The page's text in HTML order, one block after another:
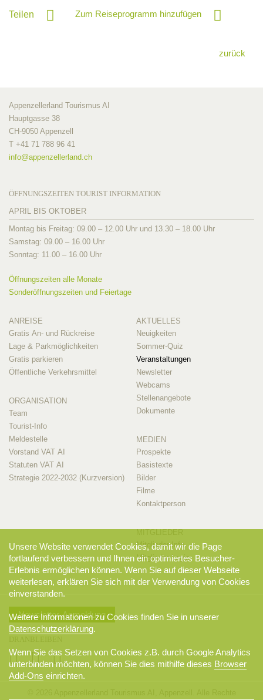
Teilen Zum Reiseprogramm hinzufügen
zurück
Appenzellerland Tourismus AI
Hauptgasse 38
CH-9050 Appenzell
T +41 71 788 96 41
info@appenzellerland.ch
ÖFFNUNGSZEITEN TOURIST INFORMATION
APRIL BIS OKTOBER
Montag bis Freitag: 09.00 – 12.00 Uhr und 13.30 – 18.00 Uhr
Samstag: 09.00 – 16.00 Uhr
Sonntag: 11.00 – 16.00 Uhr
Öffnungszeiten alle Monate
Sonderöffnungszeiten und Feiertage
ANREISE
Gratis An- und Rückreise
Lage & Parkmöglichkeiten
Gratis parkieren
Öffentliche Verkehrsmittel
ORGANISATION
Team
Tourist-Info
Meldestelle
Vorstand VAT AI
Statuten VAT AI
Strategie 2022-2032 (Kurzversion)
AKTUELLES
Neuigkeiten
Sommer-Quiz
Veranstaltungen
Newsletter
Webcams
Stellenangebote
Dokumente
MEDIEN
Prospekte
Basistexte
Bilder
Filme
Kontaktperson
Mitglieder-Info
Mitglieder-Login
Newsletter-Anmeldung
Unsere Website verwendet Cookies, damit wir die Page
fortlaufend verbessern und Ihnen ein optimiertes Besucher-
Erlebnis ermöglichen können. Wenn Sie auf dieser Webseite
weiterlesen, erklären Sie sich mit der Verwendung von Cookies
einverstanden.
Weitere Informationen zu Cookies finden Sie in unserer
Datenschutzerklärung.
Wenn Sie das Setzen von Cookies z.B. durch Google Analytics
unterbinden möchten, können Sie dies mithilfe dieses Browser
Add-Ons einrichten.